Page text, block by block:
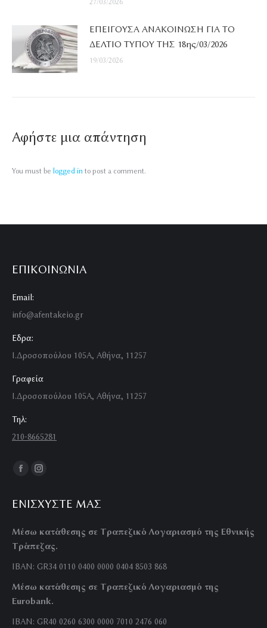
ΕΠΕΙΓΟΥΣΑ ΑΝΑΚΟΙΝΩΣΗ ΓΙΑ ΤΟ
ΔΕΛΤΙΟ ΤΥΠΟΥ ΤΗΣ 18ης/03/2026
19/03/2026
Αφήστε μια απάντηση
You must be logged in to post a comment.
ΕΠΙΚΟΙΝΩΝΊΑ
Email:
info@afentakeio.gr
Εδρα:
Ι.Δροσοπούλου 105Α, Αθήνα, 11257
Γραφεία
Ι.Δροσοπούλου 105Α, Αθήνα, 11257
Τηλ:
210-8665281
Find us on:
Facebook
opens
new
window
Instagram
opens
new
window
ΕΝΙΣΧΎΣΤΕ ΜΑΣ
Μέσω κατάθεσης σε Τραπεζικό Λογαριασμό της Εθνικής
Τράπεζας.
IBAN: GR34 0110 0400 0000 0404 8503 868
Μέσω κατάθεσης σε Τραπεζικό Λογαριασμό της
Eurobank.
IBAN: GR40 0260 6300 0000 7010 2476 060